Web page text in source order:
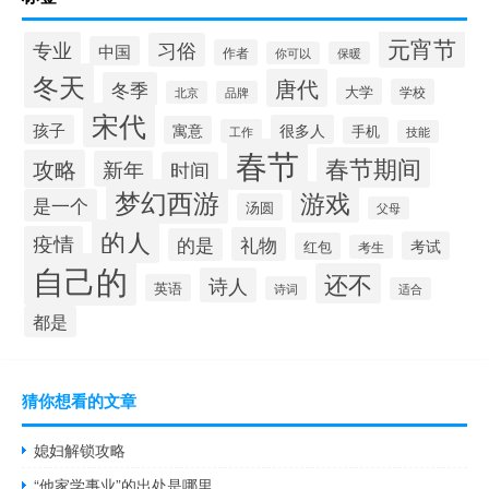
专业 中国 习俗 作者 你可以 保暖 元宵节
冬天 冬季 北京 品牌 唐代 大学 学校
孩子 宋代 寓意 工作 很多人 手机 技能
攻略 新年 时间 春节 春节期间
是一个 梦幻西游 汤圆 游戏 父母
疫情 的人 的是 礼物 红包 考生 考试
自己的 英语 诗人 诗词 还不 适合
都是
猜你想看的文章
媳妇解锁攻略
“他家学事业”的出处是哪里